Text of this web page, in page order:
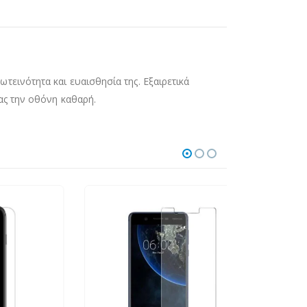
και ευαισθησία της. Εξαιρετικά
την οθόνη καθαρή.